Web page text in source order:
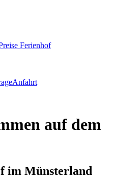
Ferienhof
Anfahrt
auf dem
im Münsterland